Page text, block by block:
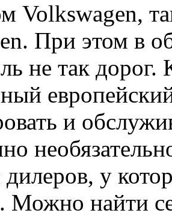
Volkswagen,
При этом в
не так
и
дилеров, у
Можно найти